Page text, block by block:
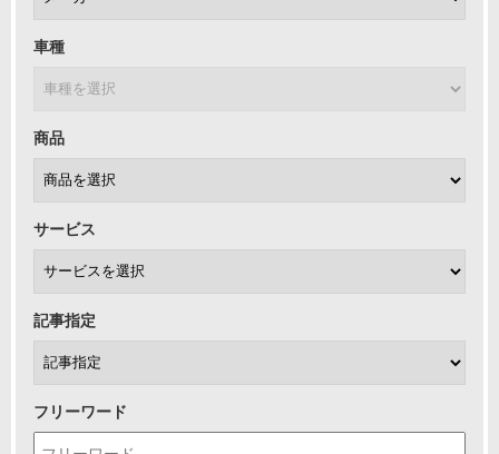
車種
商品
サービス
記事指定
フリーワード